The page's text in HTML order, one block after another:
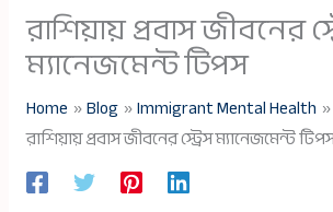
রাশিয়ায় প্রবাস জীবনের
ম্যানেজমেন্ট টিপস
Home Blog
Immigrant Mental Health
রাশিয়ায় প্রবাস জীবনের স্ট্রেস ম্যানেজমেন্ট